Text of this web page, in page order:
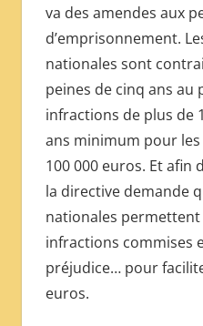
va des amendes aux
d’emprisonnement.
nationales sont
peines de cinq ans au
infractions de plus de
ans minimum pour
100 000 euros. Et afin
la directive demande
nationales
infractions commises
préjudice… pour
euros.